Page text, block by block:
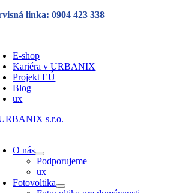
Skip linka: 0904 423 338
E-shop
Kariéra v URBANIX
Projekt EÚ
Blog
ux
O nás
Podporujeme
ux
Fotovoltika